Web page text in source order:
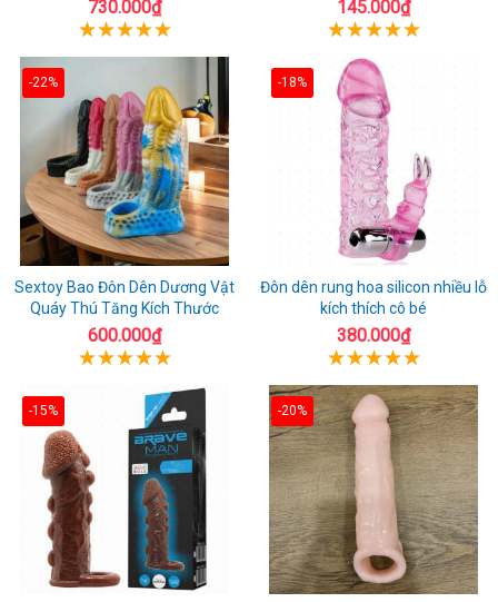
730.000₫ 145.000₫
-22%
Sextoy Bao Đôn Dên Dương Vật
Quáy Thú Tăng Kích Thước
600.000₫
-18%
Đôn dên rung hoa silicon nhiều lỗ
kích thích cô bé
380.000₫
-15% -20%